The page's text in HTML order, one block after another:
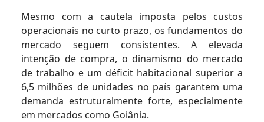
Mesmo com a cautela imposta pelos custos
operacionais no curto prazo, os fundamentos do
mercado seguem consistentes. A elevada
intenção de compra, o dinamismo do mercado
de trabalho e um déficit habitacional superior a
6,5 milhões de unidades no país garantem uma
demanda estruturalmente forte, especialmente
em mercados como Goiânia.